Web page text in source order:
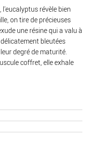
l'eucalyptus révèle bien
on tire de précieuses
une résine qui a valu à
bleutées
degré de maturité.
coffret, elle exhale